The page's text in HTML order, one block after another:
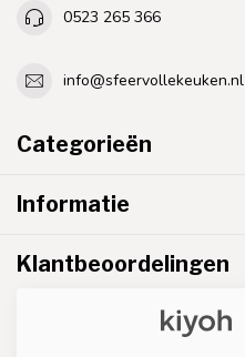
0523 265 366
info@sfeervollekeuken.nl
Categorieën
Informatie
Klantbeoordelingen